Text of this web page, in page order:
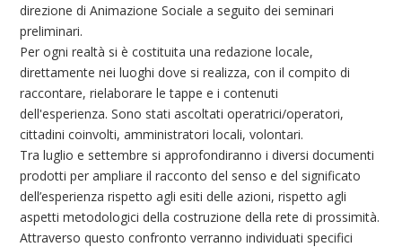
direzione di Animazione Sociale a seguito dei seminari
preliminari.
Per ogni realtà si è costituita una redazione locale,
direttamente nei luoghi dove si realizza, con il compito di
raccontare, rielaborare le tappe e i contenuti
dell'esperienza. Sono stati ascoltati operatrici/operatori,
cittadini coinvolti, amministratori locali, volontari.
Tra luglio e settembre si approfondiranno i diversi documenti
prodotti per ampliare il racconto del senso e del significato
dell’esperienza rispetto agli esiti delle azioni, rispetto agli
aspetti metodologici della costruzione della rete di prossimità.
Attraverso questo confronto verranno individuati specifici